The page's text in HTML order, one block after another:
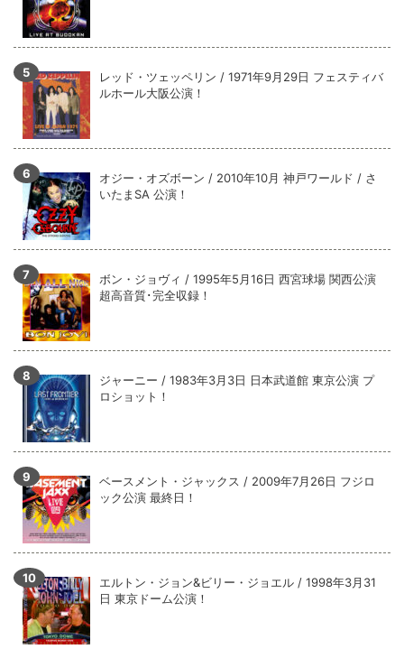
レッド・ツェッペリン / 1971年9月29日 フェスティバ
ルホール大阪公演！
オジー・オズボーン / 2010年10月 神戸ワールド / さ
いたまSA 公演！
ボン・ジョヴィ / 1995年5月16日 西宮球場 関西公演
超高音質･完全収録！
ジャーニー / 1983年3月3日 日本武道館 東京公演 プ
ロショット！
ベースメント・ジャックス / 2009年7月26日 フジロ
ック公演 最終日！
エルトン・ジョン&ビリー・ジョエル / 1998年3月31
日 東京ドーム公演！